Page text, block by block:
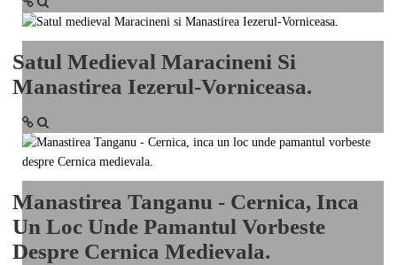
Opinii
National
TV-Foto-Video
Evenimente
Forum
Harta
Satul Medieval Maracineni Si
Manastirea Iezerul-Vorniceasa.
Manastirea Tanganu - Cernica, Inca
Un Loc Unde Pamantul Vorbeste
Despre Cernica Medievala.